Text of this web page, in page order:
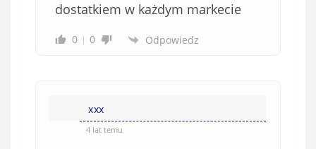
dostatkiem w każdym markecie
0 0 Odpowiedz
xxx
4 lat temu